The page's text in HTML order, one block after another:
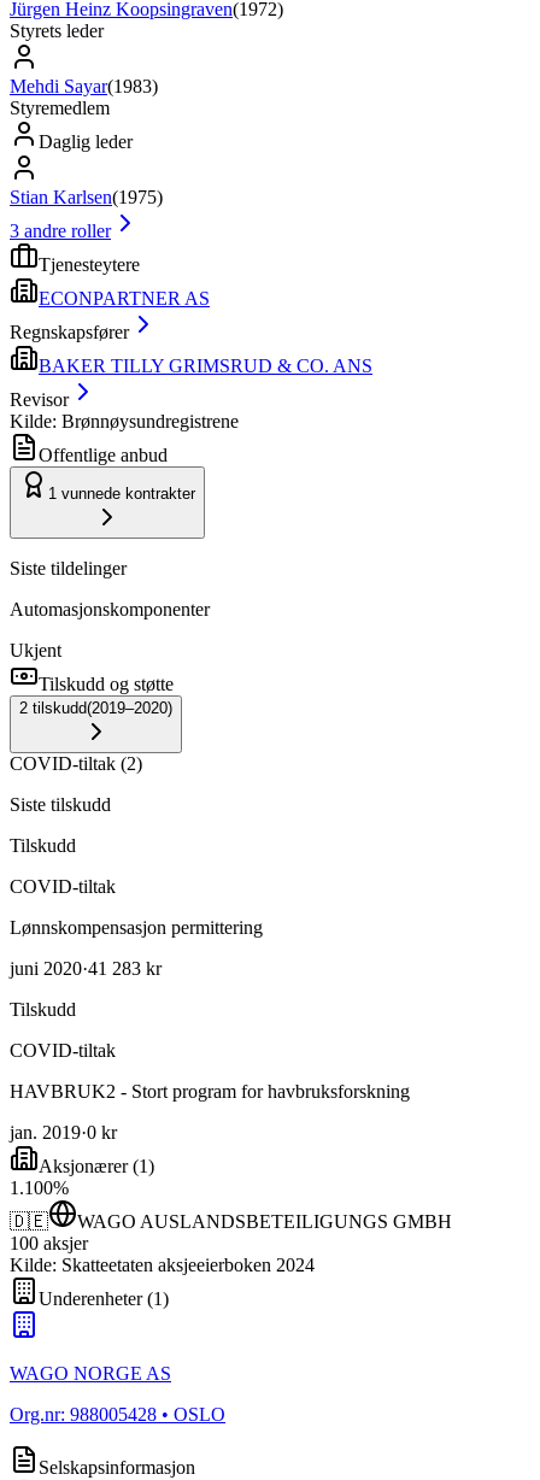
Jürgen Heinz Koopsingraven(1972)
Styrets leder
Mehdi Sayar(1983)
Styremedlem
Daglig leder
Stian Karlsen(1975)
3 andre roller
Tjenesteytere
ECONPARTNER AS
Regnskapsfører
BAKER TILLY GRIMSRUD & CO. ANS
Revisor
Kilde: Brønnøysundregistrene
Offentlige anbud
1 vunnede kontrakter
Siste tildelinger
Automasjonskomponenter
Ukjent
Tilskudd og støtte
2 tilskudd(2019–2020)
COVID-tiltak (2)
Siste tilskudd
Tilskudd
COVID-tiltak
Lønnskompensasjon permittering
juni 2020·41 283 kr
Tilskudd
COVID-tiltak
HAVBRUK2 - Stort program for havbruksforskning
jan. 2019·0 kr
Aksjonærer(1)
1 .100%
🇩🇪
WAGO AUSLANDSBETEILIGUNGS GMBH
100 aksjer
Kilde: Skatteetaten aksjeeierboken 2024
Underenheter(1)
WAGO NORGE AS
Org.nr: 988005428 • OSLO
Selskapsinformasjon